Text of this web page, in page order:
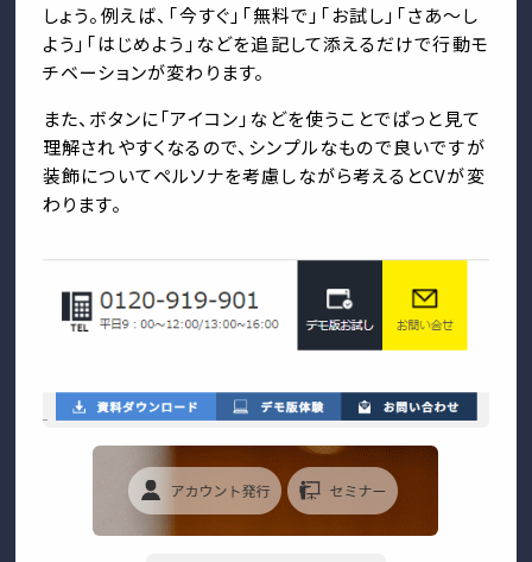
しょう。例えば、「今すぐ」「無料で」「お試し」「さあ～し
よう」「はじめよう」などを追記して添えるだけで行動モ
チベーションが変わります。
また、ボタンに「アイコン」などを使うことでぱっと見て
理解されやすくなるので、シンプルなもので良いですが
装飾についてペルソナを考慮しながら考えるとCVが変
わります。